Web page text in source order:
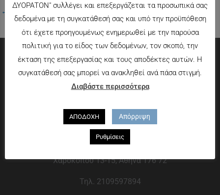
← Προηγούμενο Πολυμέσα
Πληροφορίες
Τρόποι πληρωμής
Πολιτική επιστροφών
Που θα μας βρείτε
Χαροκόπου 13-15, Αθήνα 176 72
Τηλ. 2109597894
ΔΥΟΡΑΤΟΝ" συλλέγει και επεξεργάζεται τα προσωπικά σας
δεδομένα με τη συγκατάθεσή σας και υπό την προϋπόθεση
ότι έχετε προηγουμένως ενημερωθεί με την παρούσα
πολιτική για το είδος των δεδομένων, τον σκοπό, την
έκταση της επεξεργασίας και τους αποδέκτες αυτών. Η
συγκατάθεσή σας μπορεί να ανακληθεί ανά πάσα στιγμή.
Διαβάστε περισσότερα
ΑΠΟΔΟΧΗ Απόρριψη
Ρυθμίσεις